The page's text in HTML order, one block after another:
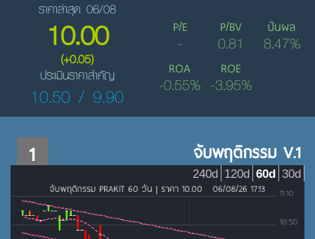
ราคาล่าสุด 06/08
10.00
(+0.05)
ประเมินราคาสำคัญ
10.50 / 9.90
P/E
-
P/BV
0.81
ปันผล
8.47%
ROA
-0.55%
ROE
-3.95%
1 จับพฤติกรรม V.1
30d
60d
120d
240d